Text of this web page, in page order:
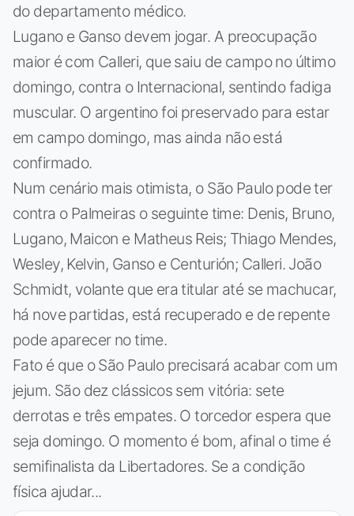
do departamento médico.
Lugano e Ganso devem jogar. A preocupação
maior é com Calleri, que saiu de campo no último
domingo, contra o Internacional, sentindo fadiga
muscular. O argentino foi preservado para estar
em campo domingo, mas ainda não está
confirmado.
Num cenário mais otimista, o São Paulo pode ter
contra o Palmeiras o seguinte time: Denis, Bruno,
Lugano, Maicon e Matheus Reis; Thiago Mendes,
Wesley, Kelvin, Ganso e Centurión; Calleri. João
Schmidt, volante que era titular até se machucar,
há nove partidas, está recuperado e de repente
pode aparecer no time.
Fato é que o São Paulo precisará acabar com um
jejum. São dez clássicos sem vitória: sete
derrotas e três empates. O torcedor espera que
seja domingo. O momento é bom, afinal o time é
semifinalista da Libertadores. Se a condição
física ajudar...